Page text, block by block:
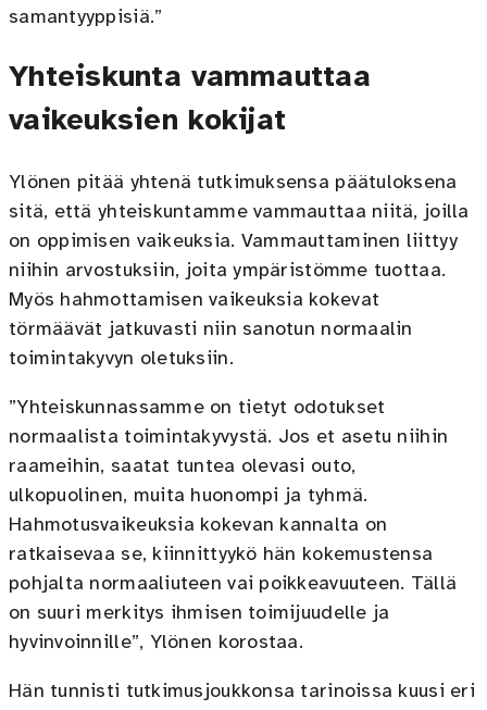
samantyyppisiä.”
Yhteiskunta vammauttaa
vaikeuksien kokijat
Ylönen pitää yhtenä tutkimuksensa päätuloksena
sitä, että yhteiskuntamme vammauttaa niitä, joilla
on oppimisen vaikeuksia. Vammauttaminen liittyy
niihin arvostuksiin, joita ympäristömme tuottaa.
Myös hahmottamisen vaikeuksia kokevat
törmäävät jatkuvasti niin sanotun normaalin
toimintakyvyn oletuksiin.
”Yhteiskunnassamme on tietyt odotukset
normaalista toimintakyvystä. Jos et asetu niihin
raameihin, saatat tuntea olevasi outo,
ulkopuolinen, muita huonompi ja tyhmä.
Hahmotusvaikeuksia kokevan kannalta on
ratkaisevaa se, kiinnittyykö hän kokemustensa
pohjalta normaaliuteen vai poikkeavuuteen. Tällä
on suuri merkitys ihmisen toimijuudelle ja
hyvinvoinnille”, Ylönen korostaa.
Hän tunnisti tutkimusjoukkonsa tarinoissa kuusi eri